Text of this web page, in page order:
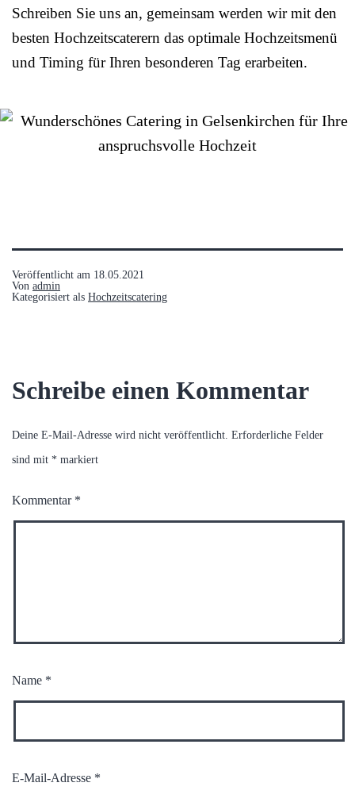
Schreiben Sie uns an, gemeinsam werden wir mit den
besten Hochzeitscaterern das optimale Hochzeitsmenü
und Timing für Ihren besonderen Tag erarbeiten.
Veröffentlicht am 18.05.2021
Von admin
Kategorisiert als Hochzeitscatering
Schreibe einen Kommentar
Deine E-Mail-Adresse wird nicht veröffentlicht. Erforderliche Felder
sind mit * markiert
Kommentar *
Name *
E-Mail-Adresse *